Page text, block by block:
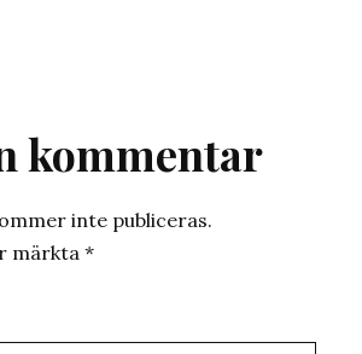
kommentar
inte publiceras.
märkta *